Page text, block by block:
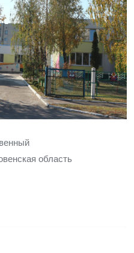
область